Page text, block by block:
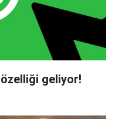
geliyor!